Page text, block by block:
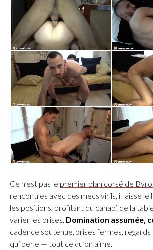
Ce n’est pas le premier plan corsé de
rencontres avec des mecs virils, il laisse
les positions, profitant du canap’, de la
varier les prises. Domination assumée,
cadence soutenue, prises fermes, regards
qui perle — tout ce qu’on aime.